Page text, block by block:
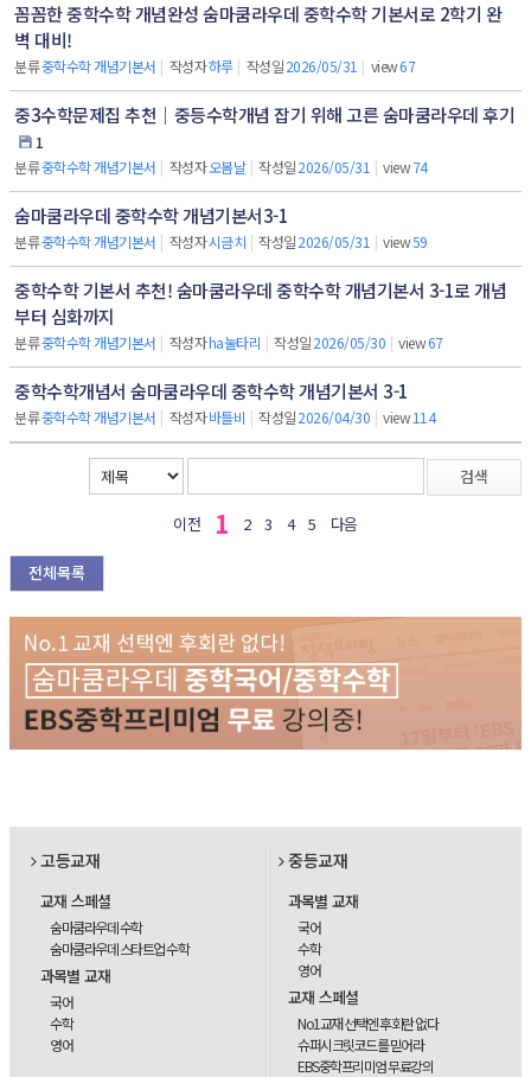
꼼꼼한 중학수학 개념완성 숨마쿰라우데 중학수학 기본서로 2학기 완
벽 대비!
분류중학수학 개념기본서 | 작성자하루 | 작성일2026/05/31 | view67
중3수학문제집 추천｜중등수학개념 잡기 위해 고른 숨마쿰라우데 후기
1
분류중학수학 개념기본서 | 작성자오봄날 | 작성일2026/05/31 | view74
숨마쿰라우데 중학수학 개념기본서3-1
분류중학수학 개념기본서 | 작성자시금치 | 작성일2026/05/31 | view59
중학수학 기본서 추천! 숨마쿰라우데 중학수학 개념기본서 3-1로 개념
부터 심화까지
분류중학수학 개념기본서 | 작성자ha눌타리 | 작성일2026/05/30 | view67
중학수학개념서 숨마쿰라우데 중학수학 개념기본서 3-1
분류중학수학 개념기본서 | 작성자바틀비 | 작성일2026/04/30 | view114
검색
이전 1 2 3 4 5 다음
전체목록
고등교재
교재 스페셜
숨마쿰라우데 수학
숨마쿰라우데 스타트업 수학
과목별 교재
국어
수학
영어
중등교재
과목별 교재
국어
수학
영어
교재 스페셜
No1교재 선택엔 후회란 없다
슈퍼시크릿코드를 믿어라
EBS중학프리미엄 무료강의